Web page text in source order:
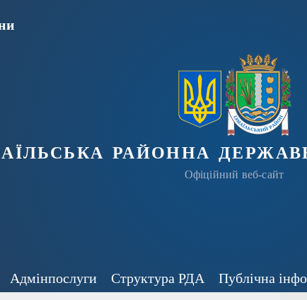
районна
Офіційний веб-сайт
Адмінпослуги Структура РДА Публічна